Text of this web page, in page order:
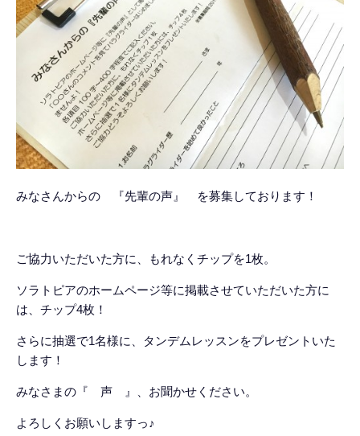
みなさんからの 『先輩の声』 を募集しております！
ご協力いただいた方に、もれなくチップを1枚。
ソラトピアのホームページ等に掲載させていただいた方に
は、チップ4枚！
さらに抽選で1名様に、タンデムレッスンをプレゼントいた
します！
みなさまの『 声 』、お聞かせください。
よろしくお願いしますっ♪